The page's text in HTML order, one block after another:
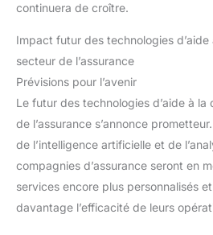
continuera de croître.
Impact futur des technologies d’aide
secteur de l’assurance
Prévisions pour l’avenir
Le futur des technologies d’aide à
de l’assurance s’annonce
de l’intelligence artificielle et de
compagnies d’assurance seront en
services encore plus personnalisés
davantage l’efficacité de leurs